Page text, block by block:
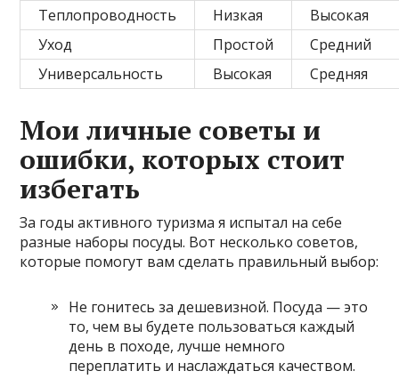
Теплопроводность Низкая
Высокая
Уход
Простой
Средний
Универсальность
Высокая Средняя
Мои личные советы и
ошибки, которых стоит
избегать
За годы активного туризма я испытал на себе
разные наборы посуды. Вот несколько советов,
которые помогут вам сделать правильный выбор:
Не гонитесь за дешевизной. Посуда — это
то, чем вы будете пользоваться каждый
день в походе, лучше немного
переплатить и наслаждаться качеством.